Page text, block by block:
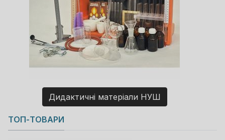
Дидактичні матеріали НУШ
Copyright MAXXmarketing GmbH
JoomShopping Download & Support
ТОП-ТОВАРИ